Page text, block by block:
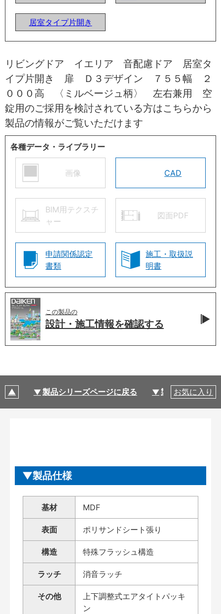
居室タイプ片開き
リビングドア イエリア 音配慮ドア 居室タ
イプ片開き 扉 Ｄ３デザイン ７５５幅 ２
０００高 〈ミルベージュ柄〉 左右兼用 空
錠用のご採用を検討されている方はこちらから
製品の情報がご覧いただけます
各種データ・ライブラリー
画像 CAD
BIM用テクスチ
ャー
図面PDF
申請関係認定
書類
施工・取扱説
明書
この製品の
設計・施工情報を確認する
製品シリーズページに戻る 製品仕様
お気に入り
製品仕様
基材 MDF
表面 ポリサンドシート張り
構造 特殊フラッシュ構造
ラッチ 消音ラッチ
その他
上下調整式エアタイトパッキ
ン